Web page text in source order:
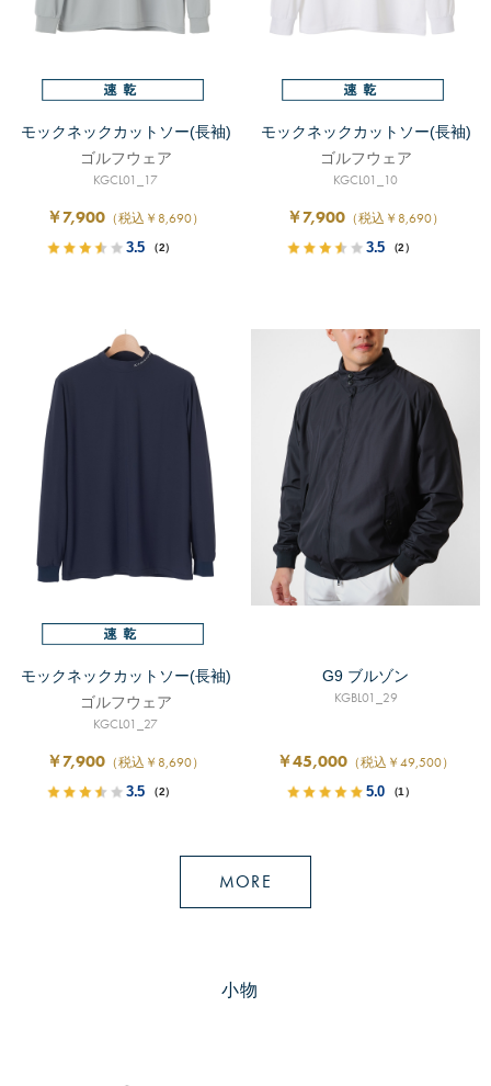
モックネックカットソー(長袖)
ゴルフウェア
KGCL01_17
￥7,900 （税込￥8,690）
3.5 （2）
モックネックカットソー(長袖)
ゴルフウェア
KGCL01_10
￥7,900 （税込￥8,690）
3.5 （2）
モックネックカットソー(長袖)
ゴルフウェア
KGCL01_27
￥7,900 （税込￥8,690）
3.5 （2）
G9 ブルゾン
KGBL01_29
￥45,000 （税込￥49,500）
5.0 （1）
MORE
小物